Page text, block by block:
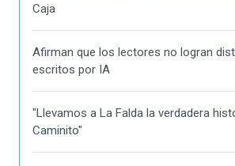
Caja
Afirman que los lectores no logran
escritos por IA
"Llevamos a La Falda la verdadera
Caminito"